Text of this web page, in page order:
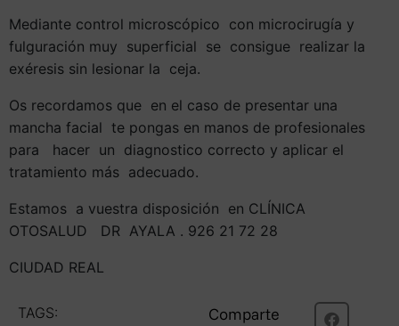
Mediante control microscópico con microcirugía y
fulguración muy superficial se consigue realizar la
exéresis sin lesionar la ceja.
Os recordamos que en el caso de presentar una
mancha facial te pongas en manos de profesionales
para hacer un diagnostico correcto y aplicar el
tratamiento más adecuado.
Estamos a vuestra disposición en CLÍNICA
OTOSALUD DR AYALA . 926 21 72 28
CIUDAD REAL
TAGS:
Comparte